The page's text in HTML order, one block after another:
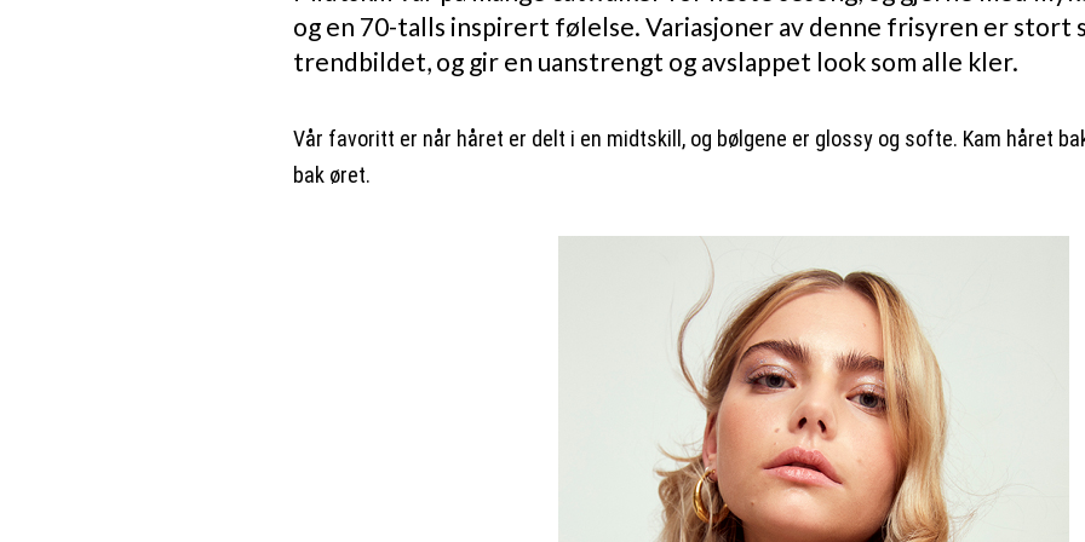
og en 70-talls inspirert følelse. Variasjoner av denne frisyren er stort
trendbildet, og gir en uanstrengt og avslappet look som alle kler.
Vår favoritt er når håret er delt i en midtskill, og bølgene er glossy og softe. Kam håret
bak øret.